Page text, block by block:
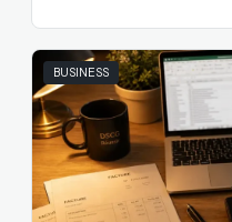
BUSINESS